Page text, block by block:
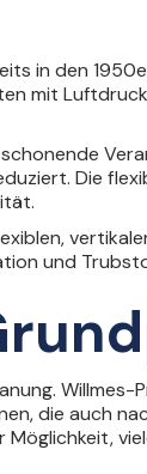
in den
mit
Die
und
die auch